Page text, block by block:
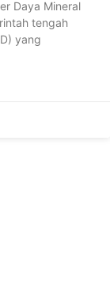
Daya Mineral
tengah
yang